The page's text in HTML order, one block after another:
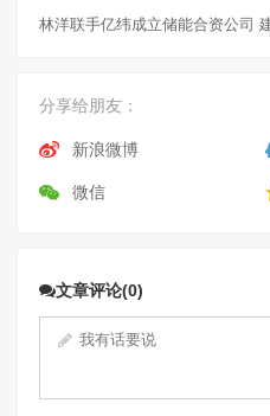
林洋联手亿纬成立储能合资公司
分享给朋友：
新浪微博
微信
文章评论(0)